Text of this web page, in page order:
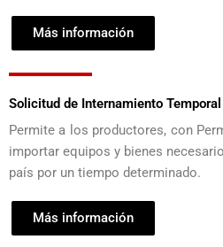
Más información
Solicitud de Internamiento Temporal
Permite a los productores, con
importar equipos y bienes
país por un tiempo determinado.
Más información